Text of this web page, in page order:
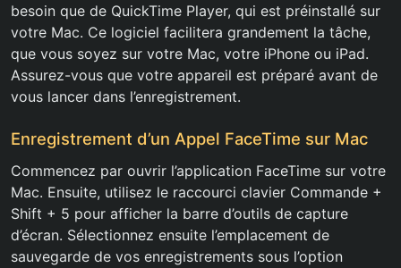
besoin que de QuickTime Player, qui est préinstallé sur
votre Mac. Ce logiciel facilitera grandement la tâche,
que vous soyez sur votre Mac, votre iPhone ou iPad.
Assurez-vous que votre appareil est préparé avant de
vous lancer dans l’enregistrement.
Enregistrement d’un Appel FaceTime sur Mac
Commencez par ouvrir l’application FaceTime sur votre
Mac. Ensuite, utilisez le raccourci clavier Commande +
Shift + 5 pour afficher la barre d’outils de capture
d’écran. Sélectionnez ensuite l’emplacement de
sauvegarde de vos enregistrements sous l’option